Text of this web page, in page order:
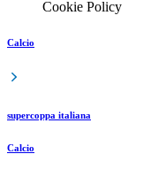
Cookie Policy
Calcio
supercoppa italiana
Calcio